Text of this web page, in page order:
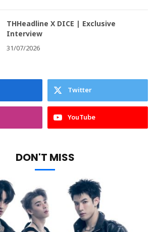
THHeadline X DICE | Exclusive
Interview
31/07/2026
Twitter
YouTube
DON'T MISS